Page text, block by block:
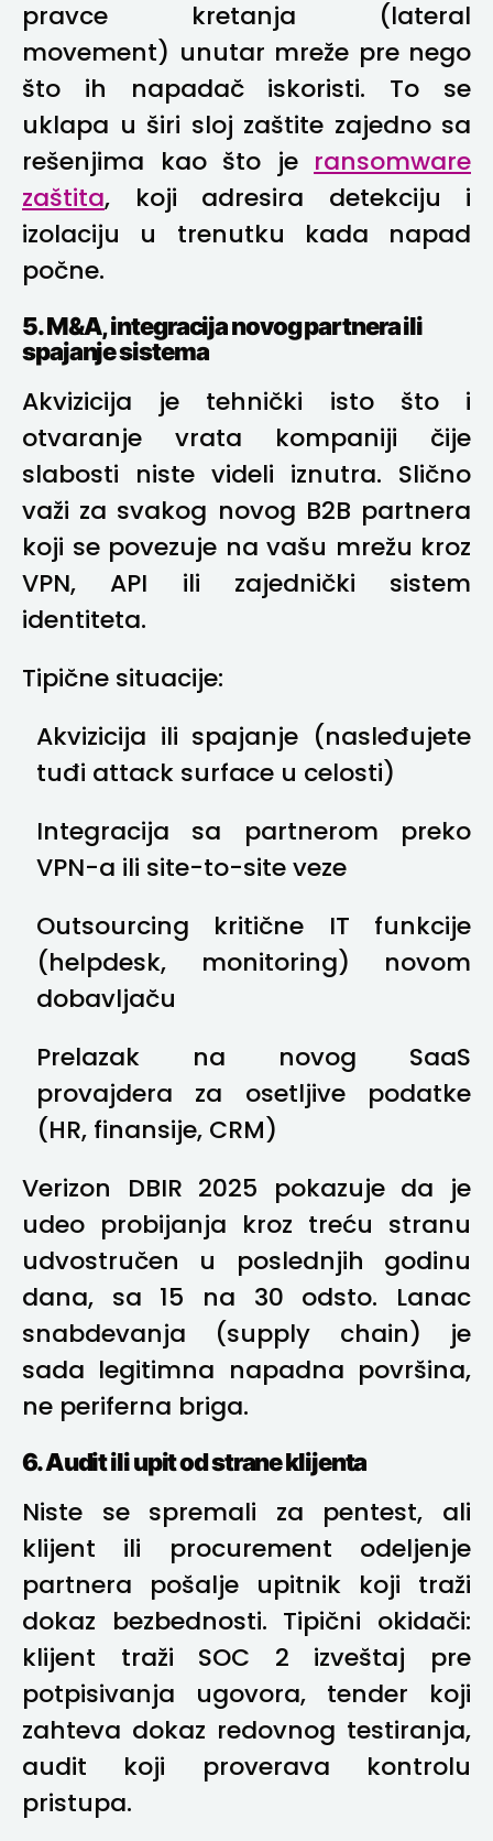
pravce kretanja (lateral
movement) unutar mreže pre nego
što ih napadač iskoristi. To se
uklapa u širi sloj zaštite zajedno sa
rešenjima kao što je ransomware
zaštita, koji adresira detekciju i
izolaciju u trenutku kada napad
počne.
5. M&A, integracija novog partnera ili
spajanje sistema
Akvizicija je tehnički isto što i
otvaranje vrata kompaniji čije
slabosti niste videli iznutra. Slično
važi za svakog novog B2B partnera
koji se povezuje na vašu mrežu kroz
VPN, API ili zajednički sistem
identiteta.
Tipične situacije:
Akvizicija ili spajanje (nasleđujete
tuđi attack surface u celosti)
Integracija sa partnerom preko
VPN-a ili site-to-site veze
Outsourcing kritične IT funkcije
(helpdesk, monitoring) novom
dobavljaču
Prelazak na novog SaaS
provajdera za osetljive podatke
(HR, finansije, CRM)
Verizon DBIR 2025 pokazuje da je
udeo probijanja kroz treću stranu
udvostručen u poslednjih godinu
dana, sa 15 na 30 odsto. Lanac
snabdevanja (supply chain) je
sada legitimna napadna površina,
ne periferna briga.
6. Audit ili upit od strane klijenta
Niste se spremali za pentest, ali
klijent ili procurement odeljenje
partnera pošalje upitnik koji traži
dokaz bezbednosti. Tipični okidači:
klijent traži SOC 2 izveštaj pre
potpisivanja ugovora, tender koji
zahteva dokaz redovnog testiranja,
audit koji proverava kontrolu
pristupa.